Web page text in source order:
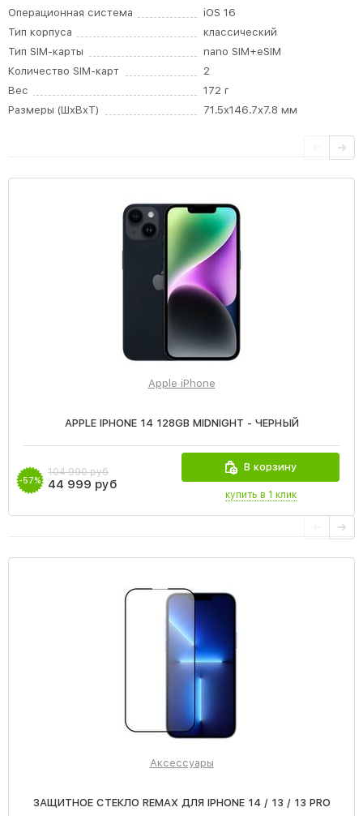
Операционная система
iOS 16
Тип корпуса
классический
Тип SIM-карты
nano SIM+eSIM
Количество SIM-карт
2
Вес
172 г
Размеры (ШxВxТ)
71.5x146.7x7.8 мм
Apple iPhone
APPLE IPHONE 14 128GB MIDNIGHT - ЧЕРНЫЙ
-57%
104 990 руб
44 999 руб
В корзину
купить в 1 клик
Аксессуары
ЗАЩИТНОЕ СТЕКЛО REMAX ДЛЯ IPHONE 14 / 13 / 13 PRO